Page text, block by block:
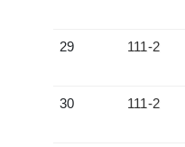
29 111-2
30 111-2